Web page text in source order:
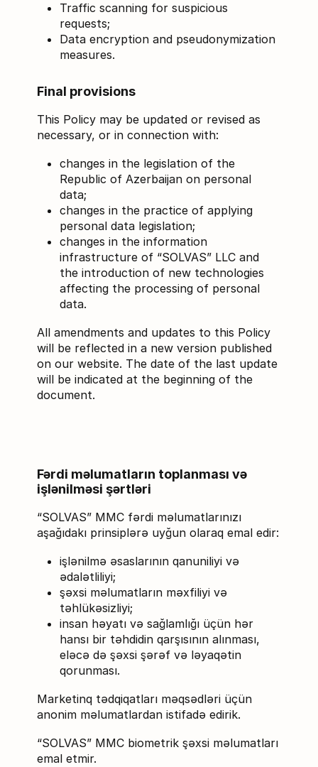
Traffic scanning for suspicious
requests;
Data encryption and pseudonymization
measures.
Final provisions
This Policy may be updated or revised as
necessary, or in connection with:
changes in the legislation of the
Republic of Azerbaijan on personal
data;
changes in the practice of applying
personal data legislation;
changes in the information
infrastructure of “SOLVAS” LLC and
the introduction of new technologies
affecting the processing of personal
data.
All amendments and updates to this Policy
will be reflected in a new version published
on our website. The date of the last update
will be indicated at the beginning of the
document.
Fərdi məlumatların toplanması və
işlənilməsi şərtləri
“SOLVAS” MMC fərdi məlumatlarınızı
aşağıdakı prinsiplərə uyğun olaraq emal edir:
işlənilmə əsaslarının qanuniliyi və
ədalətliliyi;
şəxsi məlumatların məxfiliyi və
təhlükəsizliyi;
insan həyatı və sağlamlığı üçün hər
hansı bir təhdidin qarşısının alınması,
eləcə də şəxsi şərəf və ləyaqətin
qorunması.
Marketinq tədqiqatları məqsədləri üçün
anonim məlumatlardan istifadə edirik.
“SOLVAS” MMC biometrik şəxsi məlumatları
emal etmir.